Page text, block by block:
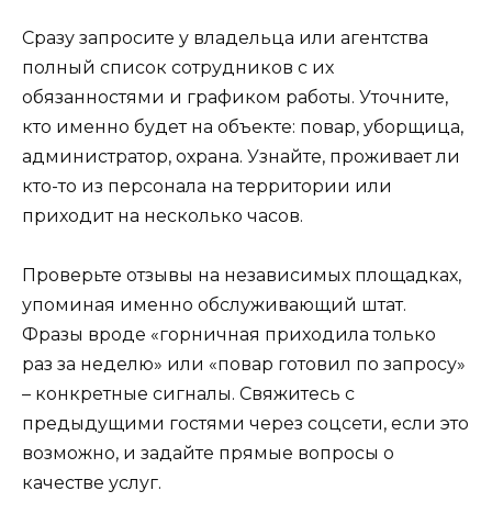
Сразу запросите у владельца или агентства
полный список сотрудников с их
обязанностями и графиком работы. Уточните,
кто именно будет на объекте: повар, уборщица,
администратор, охрана. Узнайте, проживает ли
кто-то из персонала на территории или
приходит на несколько часов.
Проверьте отзывы на независимых площадках,
упоминая именно обслуживающий штат.
Фразы вроде «горничная приходила только
раз за неделю» или «повар готовил по запросу»
– конкретные сигналы. Свяжитесь с
предыдущими гостями через соцсети, если это
возможно, и задайте прямые вопросы о
качестве услуг.